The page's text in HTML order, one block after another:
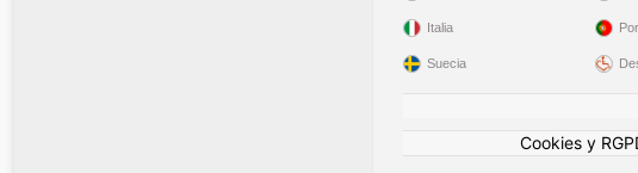
Italia
Suecia
Cookies y